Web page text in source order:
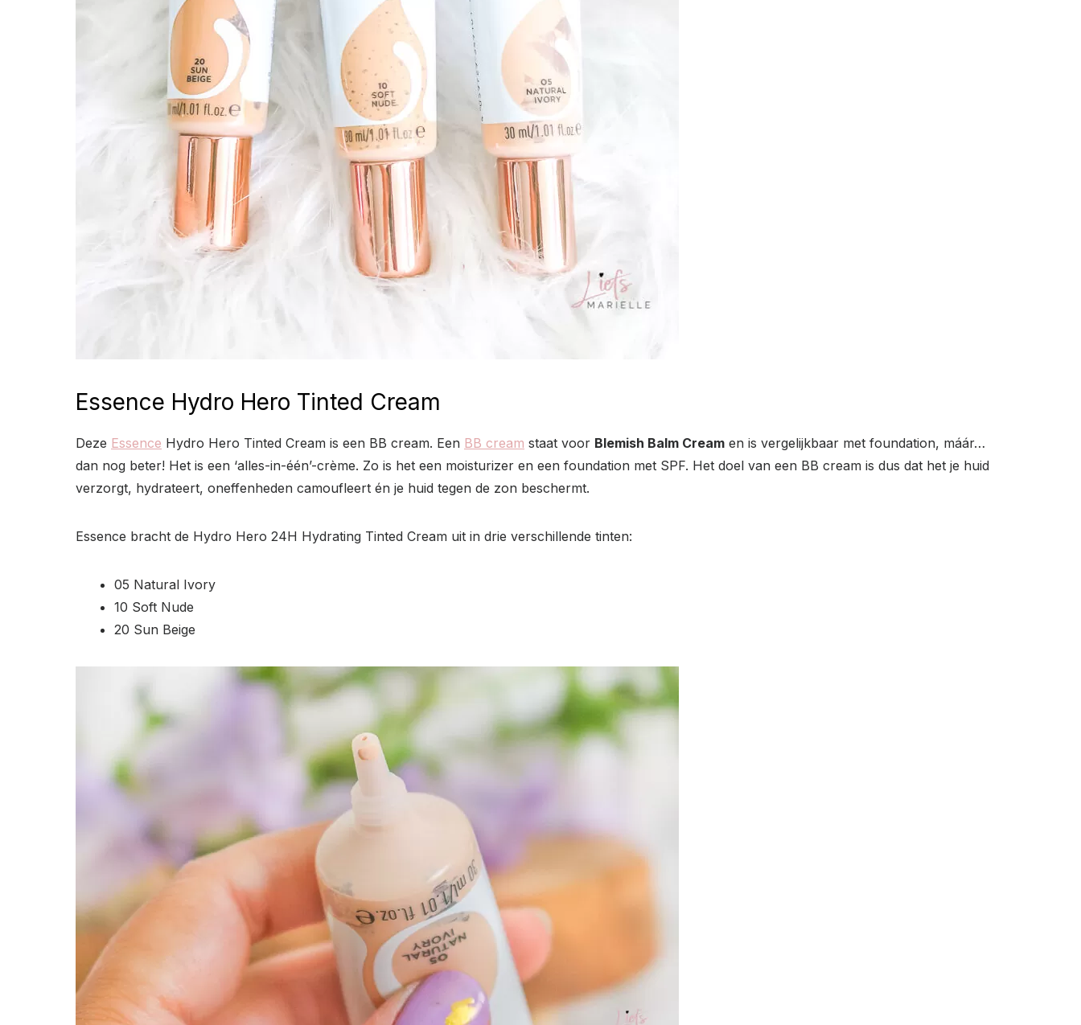
Essence Hydro Hero Tinted Cream
Deze Essence Hydro Hero Tinted Cream is een BB cream. Een BB cream staat voor Blemish Balm Cream en is vergelijkbaar met foundation, máár…
dan nog beter! Het is een ‘alles-in-één’-crème. Zo is het een moisturizer en een foundation met SPF. Het doel van een BB cream is dus dat het je huid
verzorgt, hydrateert, oneffenheden camoufleert én je huid tegen de zon beschermt.
Essence bracht de Hydro Hero 24H Hydrating Tinted Cream uit in drie verschillende tinten:
05 Natural Ivory
10 Soft Nude
20 Sun Beige